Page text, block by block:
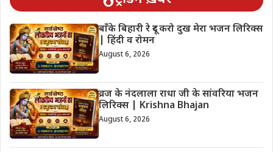
बाँके बिहारी रे दूर करो दुख मेरा भजन लिरिक्स
| हिंदी व रोमन
August 6, 2026
व्रज के नंदलाला राधा जी के सांवरिया भजन
लिरिक्स | Krishna Bhajan
August 6, 2026